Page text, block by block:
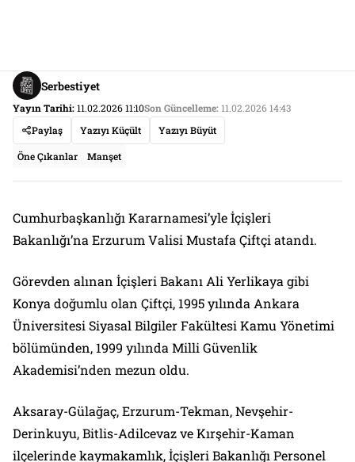
Serbestiyet
Yayın Tarihi:11.02.2026 11:10Son Güncelleme:11.02.2026 14:43
Paylaş
Yazıyı Küçült Yazıyı Büyüt
Öne Çıkanlar Manşet
Cumhurbaşkanlığı Kararnamesi’yle İçişleri
Bakanlığı’na Erzurum Valisi Mustafa Çiftçi atandı.
Görevden alınan İçişleri Bakanı Ali Yerlikaya gibi
Konya doğumlu olan Çiftçi, 1995 yılında Ankara
Üniversitesi Siyasal Bilgiler Fakültesi Kamu Yönetimi
bölümünden, 1999 yılında Milli Güvenlik
Akademisi’nden mezun oldu.
Aksaray-Gülağaç, Erzurum-Tekman, Nevşehir-
Derinkuyu, Bitlis-Adilcevaz ve Kırşehir-Kaman
ilçelerinde kaymakamlık, İçişleri Bakanlığı Personel